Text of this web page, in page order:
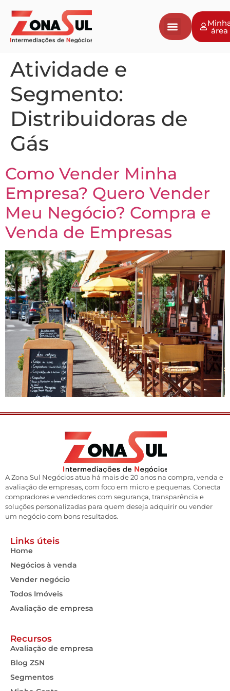
área
Atividade e
Segmento:
Distribuidoras de
Gás
Como Vender Minha
Empresa? Quero Vender
Meu Negócio? Compra e
Venda de Empresas
A Zona Sul Negócios atua há mais de 20 anos na compra, venda e
avaliação de empresas, com foco em micro e pequenas. Conecta
compradores e vendedores com segurança, transparência e
soluções personalizadas para quem deseja adquirir ou vender
um negócio com bons resultados.
Links úteis
Home
Negócios à venda
Vender negócio
Todos Imóveis
Avaliação de empresa
Recursos
Avaliação de empresa
Blog ZSN
Segmentos